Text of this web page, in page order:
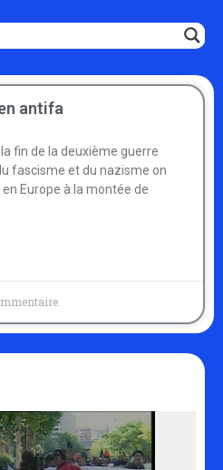
antifa
fin de la deuxième guerre
fascisme et du nazisme on
Europe à la montée de